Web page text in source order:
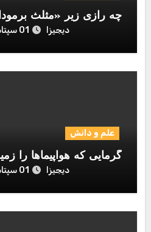
چه رازی زیر «مثلث
دیجیزا 01 سپتامبر 2023
علم و دانش
گرمایی که هواپیماها را
دیجیزا 01 سپتامبر 2023